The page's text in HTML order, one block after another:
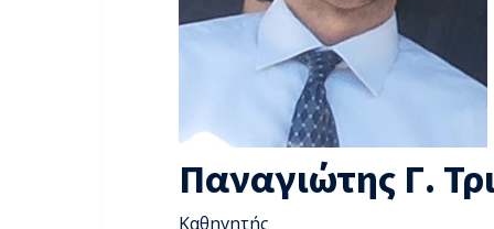
Παναγιώτης Γ.
Καθηγητής